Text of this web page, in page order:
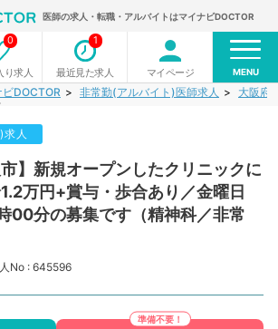
医師の求人・転職・アルバイトはマイナビDOCTOR
り求人
0
最近見た求人
1
マイページ MENU
DOCTOR 非常勤(アルバイト)医師求人 大阪府
人
市】新規オープンしたクリニックに
万円+賞与・歩合あり／金曜日
00分の募集です（精神科／非常
No : 645596